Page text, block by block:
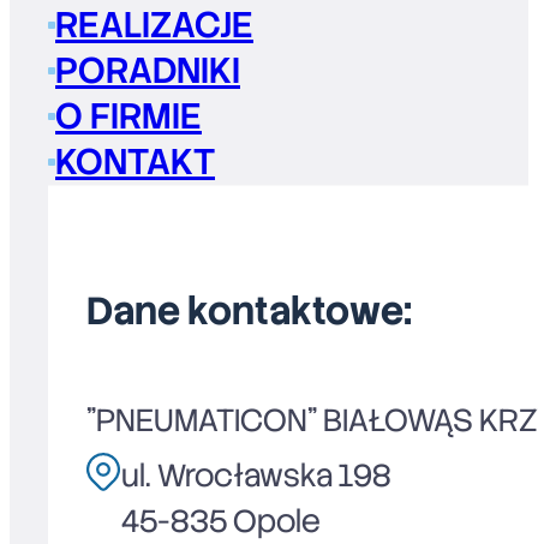
REALIZACJE
PORADNIKI
O FIRMIE
KONTAKT
Dane kontaktowe:
"PNEUMATICON" BIAŁOWĄS
ul. Wrocławska 198
45-835 Opole